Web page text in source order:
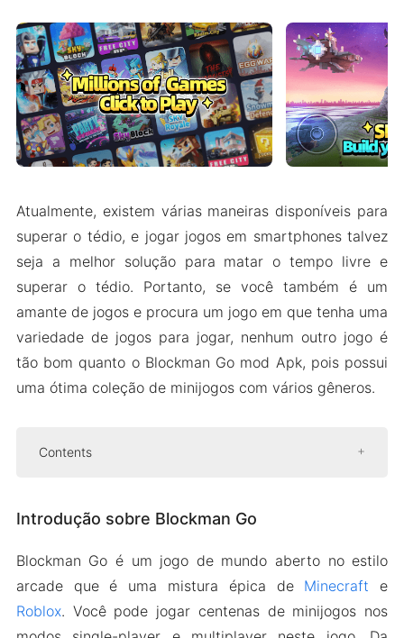
Atualmente, existem várias maneiras disponíveis para
superar o tédio, e jogar jogos em smartphones talvez
seja a melhor solução para matar o tempo livre e
superar o tédio. Portanto, se você também é um
amante de jogos e procura um jogo em que tenha uma
variedade de jogos para jogar, nenhum outro jogo é
tão bom quanto o Blockman Go mod Apk, pois possui
uma ótima coleção de minijogos com vários gêneros.
Contents
Fácil e divertido de jogar
Jogar com amigos
Mostre seu estilo
Introdução sobre Blockman Go
Blockman Go é um jogo de mundo aberto no estilo
arcade que é uma mistura épica de Minecraft e
Roblox. Você pode jogar centenas de minijogos nos